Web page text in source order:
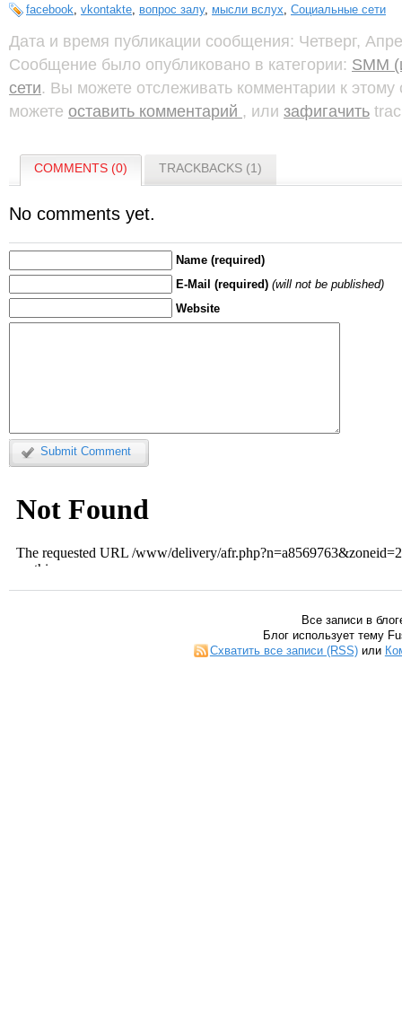
facebook vkontakte вопрос залу, мысли вслух Социальные сети
Дата и время публикации сообщения: Четверг,
Сообщение было опубликовано в категории: SMM
сети. Вы можете отслеживать комментарии к
можете оставить комментарий , или зафигачить
COMMENTS (0) TRACKBACKS (1)
No comments yet.
Name (required)
E-Mail (required) (will not be published)
Website
Submit Comment
Все записи в
Блог использует тему
Схватить все записи (RSS)или